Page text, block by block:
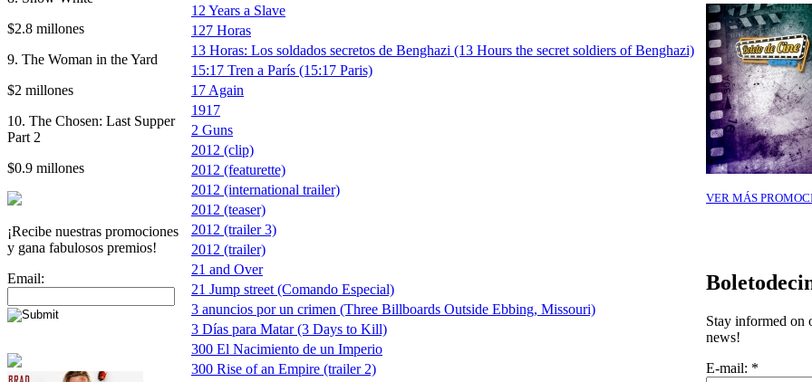
$2.8 millones
9. The Woman in the Yard
$2 millones
10. The Chosen: Last Supper
Part 2
$0.9 millones
¡Recibe nuestras promociones
y gana fabulosos premios!
Email:
12 Years a Slave
127 Horas
13 Horas: Los soldados secretos de Benghazi (13 Hours the secret soldiers of Benghazi)
15:17 Tren a París (15:17 Paris)
17 Again
1917
2 Guns
2012 (clip)
2012 (featurette)
2012 (international trailer)
2012 (teaser)
2012 (trailer 3)
2012 (trailer)
21 and Over
21 Jump street (Comando Especial)
3 anuncios por un crimen (Three Billboards Outside Ebbing, Missouri)
3 Días para Matar (3 Days to Kill)
300 El Nacimiento de un Imperio
300 Rise of an Empire (trailer 2)
VER MÁS
Stay informed on
news!
E-mail: *